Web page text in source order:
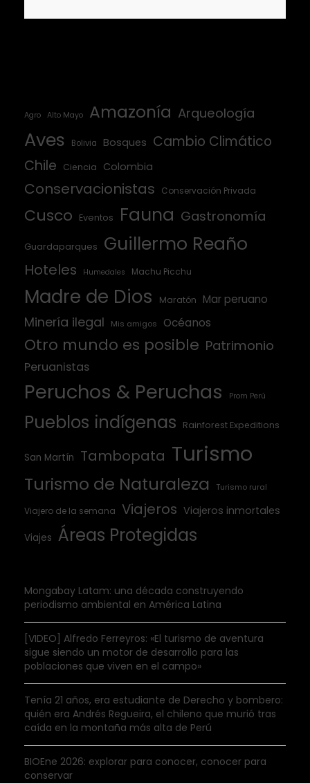
Agro Alto Mayo Amazonía Arqueología
Aves Bolivia Bosques Cambio Climático
Chile
Ciencia Colombia
Conservacionistas Conservación Privada
Cusco Eventos Fauna Gastronomía
Guardaparques Guillermo Reaño
Hoteles Humedales Machu Picchu
Madre de Dios Maratón Mar peruano
Minería ilegal Mis amigos Océanos
Otro mundo es posible Patrimonio
Peruanistas
Peruchos & Peruchas Prom Perú
Pueblos indígenas Rainforest Expeditions
San Martín Tambopata Turismo
Turismo de Naturaleza Turismo rural
Viajero de la semana Viajeros Viajeros inmortales
Viajes Áreas Protegidas
Mongabay Latam: una década construyendo
periodismo ambiental en América Latina
[VIDEO] Alfredo Ferreyros: «El turismo de aventura
sigue siendo un motor de desarrollo para las
poblaciones que viven en el campo»
Tenía 21 años, era estudiante de Derecho y bombero:
quién era Andrés Regueira, el chileno que murió tras
caída en la montaña más alta de Perú
BIOEne 2026: explorar para conocer, conocer para
conservar